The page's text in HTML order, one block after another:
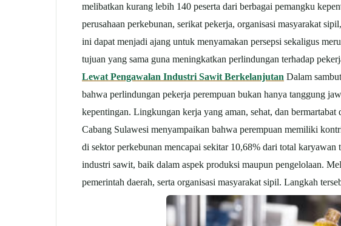
melibatkan kurang lebih 140 peserta dari berbagai pemangku
perusahaan perkebunan, serikat pekerja, organisasi masyarakat
ini dapat menjadi ajang untuk menyamakan persepsi sekaligus
tujuan yang sama guna meningkatkan perlindungan terhadap
Lewat Pengawalan Industri Sawit Berkelanjutan Dalam
bahwa perlindungan pekerja perempuan bukan hanya tanggung
kepentingan. Lingkungan kerja yang aman, sehat, dan
Cabang Sulawesi menyampaikan bahwa perempuan memiliki
di sektor perkebunan mencapai sekitar 10,68% dari total
industri sawit, baik dalam aspek produksi maupun pengelolaan.
pemerintah daerah, serta organisasi masyarakat sipil. Langkah